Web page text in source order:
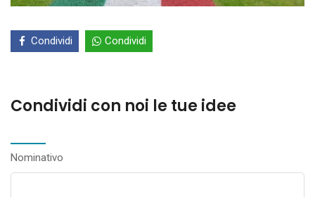
Condividi Condividi
Condividi con noi le tue idee
Nominativo